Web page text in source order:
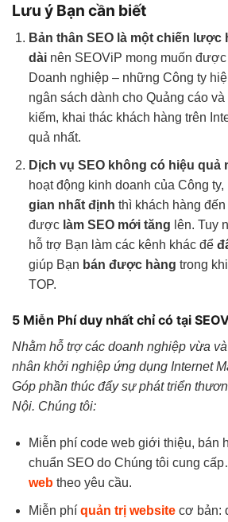
Lưu ý Bạn cần biết
Bản thân SEO là một chiến lược
dàinên SEOViP mong muốn
Doanh nghiệp – những Công ty
ngân sách dành cho Quảng cáo
kiếm, khai thác khách hàng trên
quả nhất.
Dịch vụ SEO không có hiệu quả
hoạt động kinh doanh của Công ty,
gian nhất định thì khách hàng
được làm SEO mới tăng lên. Tuy
hỗ trợ Bạn làm các kênh khác để
giúp Bạn bán được hàng trong
TOP.
5 Miễn Phí duy nhất chỉ có tại
Nhằm hỗ trợ các doanh nghiệp vừa
nhân khởi nghiệp ứng dụng Internet
Góp phần thúc đẩy sự phát triển
Nội. Chúng tôi:
Miễn phí code web giới thiệu, bán
chuẩn SEO do Chúng tôi cung
webtheo yêu cầu.
Miễn phí quản trị websitecơ bản: